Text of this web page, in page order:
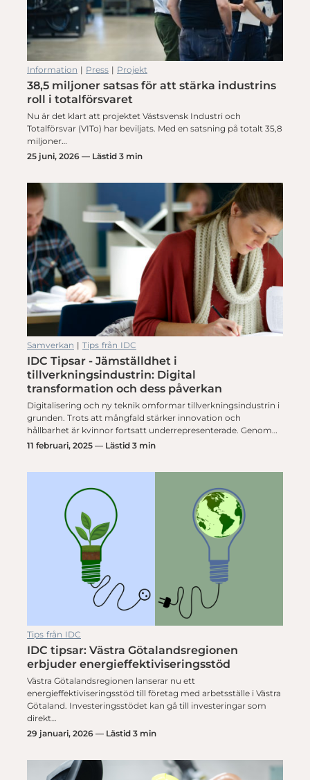
Information | Press | Projekt
38,5 miljoner satsas för att stärka industrins
roll i totalförsvaret
Nu är det klart att projektet Västsvensk Industri och
Totalförsvar (VITo) har beviljats. Med en satsning på totalt 35,8
miljoner…
25 juni, 2026 — Lästid 3 min
Samverkan | Tips från IDC
IDC Tipsar - Jämställdhet i
tillverkningsindustrin: Digital
transformation och dess påverkan
Digitalisering och ny teknik omformar tillverkningsindustrin i
grunden. Trots att mångfald stärker innovation och
hållbarhet är kvinnor fortsatt underrepresenterade. Genom…
11 februari, 2025 — Lästid 3 min
Tips från IDC
IDC tipsar: Västra Götalandsregionen
erbjuder energieffektiviseringsstöd
Västra Götalandsregionen lanserar nu ett
energieffektiviseringsstöd till företag med arbetsställe i Västra
Götaland. Investeringsstödet kan gå till investeringar som
direkt…
29 januari, 2026 — Lästid 3 min